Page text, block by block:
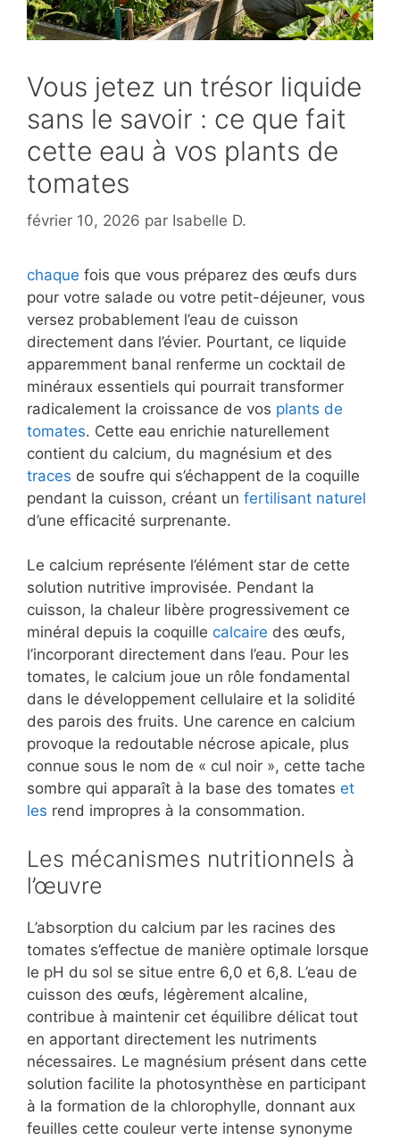
Vous jetez un trésor liquide
sans le savoir : ce que fait
cette eau à vos plants de
tomates
février 10, 2026 par Isabelle D.
chaque fois que vous préparez des œufs durs
pour votre salade ou votre petit-déjeuner, vous
versez probablement l’eau de cuisson
directement dans l’évier. Pourtant, ce liquide
apparemment banal renferme un cocktail de
minéraux essentiels qui pourrait transformer
radicalement la croissance de vos plants de
tomates. Cette eau enrichie naturellement
contient du calcium, du magnésium et des
traces de soufre qui s’échappent de la coquille
pendant la cuisson, créant un fertilisant naturel
d’une efficacité surprenante.
Le calcium représente l’élément star de cette
solution nutritive improvisée. Pendant la
cuisson, la chaleur libère progressivement ce
minéral depuis la coquille calcaire des œufs,
l’incorporant directement dans l’eau. Pour les
tomates, le calcium joue un rôle fondamental
dans le développement cellulaire et la solidité
des parois des fruits. Une carence en calcium
provoque la redoutable nécrose apicale, plus
connue sous le nom de « cul noir », cette tache
sombre qui apparaît à la base des tomates et
les rend impropres à la consommation.
Les mécanismes nutritionnels à
l’œuvre
L’absorption du calcium par les racines des
tomates s’effectue de manière optimale lorsque
le pH du sol se situe entre 6,0 et 6,8. L’eau de
cuisson des œufs, légèrement alcaline,
contribue à maintenir cet équilibre délicat tout
en apportant directement les nutriments
nécessaires. Le magnésium présent dans cette
solution facilite la photosynthèse en participant
à la formation de la chlorophylle, donnant aux
feuilles cette couleur verte intense synonyme